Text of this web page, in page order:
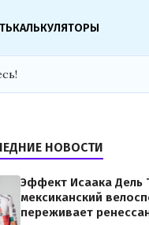
КАЛЬКУЛЯТОРЫ
НОВОСТИ
Эффект Исаака Дель
мексиканский
переживает